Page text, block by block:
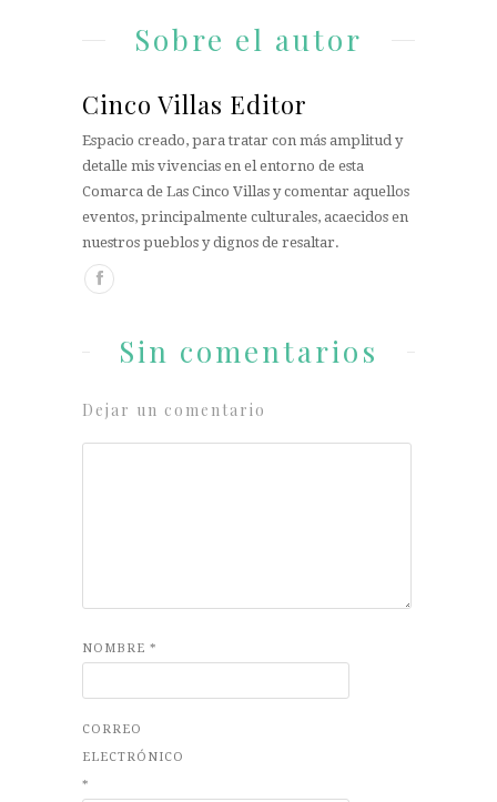
Sobre el autor
Cinco Villas Editor
Espacio creado, para tratar con más amplitud y
detalle mis vivencias en el entorno de esta
Comarca de Las Cinco Villas y comentar aquellos
eventos, principalmente culturales, acaecidos en
nuestros pueblos y dignos de resaltar.
Sin comentarios
Dejar un comentario
NOMBRE *
CORREO
ELECTRÓNICO
*